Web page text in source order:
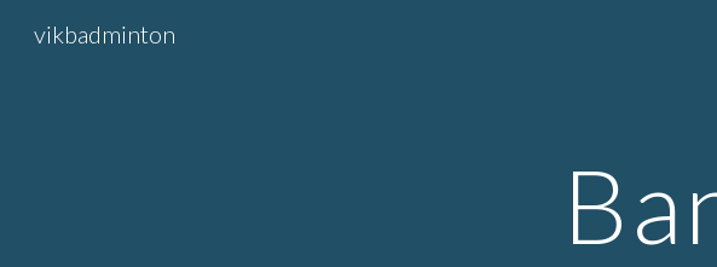
vikbadminton